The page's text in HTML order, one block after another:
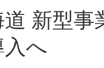
新型
へ